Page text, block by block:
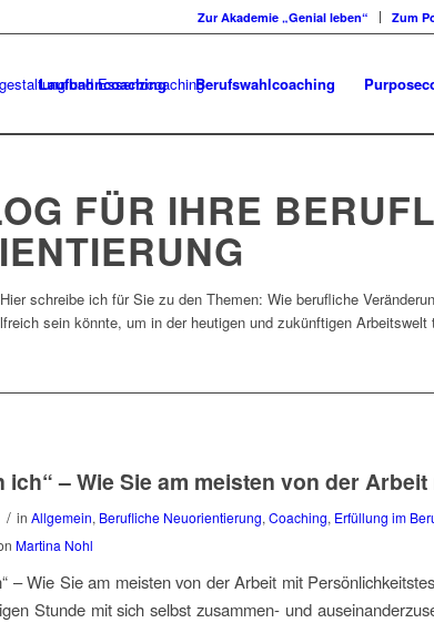
Zur Akademie „Genial leben“ Zum
Laufbahncoaching Berufswahlcoaching
FÜR IHRE
schreibe ich für Sie zu den Themen: Wie berufliche
sein könnte, um in der heutigen und zukünftigen
ich“ – Wie Sie am meisten von der
/ in Allgemein, Berufliche Neuorientierung, Coaching, Erfüllung im
Martina Nohl
– Wie Sie am meisten von der Arbeit mit
Stunde mit sich selbst zusammen- und